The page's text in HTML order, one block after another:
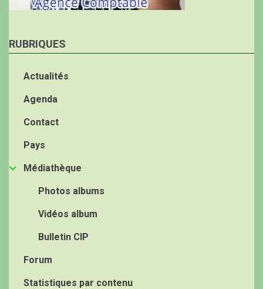
RUBRIQUES
Actualités
Agenda
Contact
Pays
Médiathèque
Photos albums
Vidéos album
Bulletin CIP
Forum
Statistiques par contenu